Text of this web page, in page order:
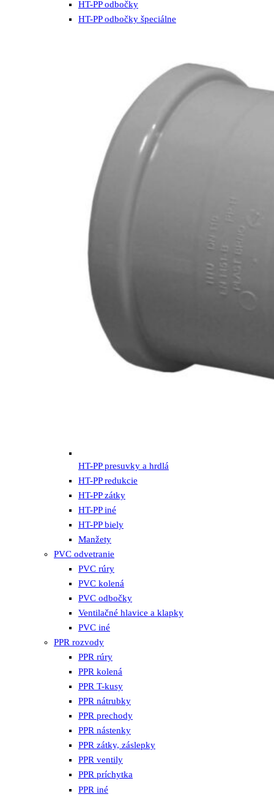
HT-PP odbočky
HT-PP odbočky špeciálne
HT-PP presuvky a hrdlá
HT-PP redukcie
HT-PP zátky
HT-PP iné
HT-PP biely
Manžety
PVC odvetranie
PVC rúry
PVC kolená
PVC odbočky
Ventilačné hlavice a klapky
PVC iné
PPR rozvody
PPR rúry
PPR kolená
PPR T-kusy
PPR nátrubky
PPR prechody
PPR nástenky
PPR zátky, záslepky
PPR ventily
PPR príchytka
PPR iné